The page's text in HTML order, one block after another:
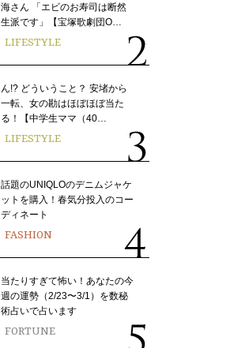
海さん 「エビのお寿司は断然
生派です」【宝塚歌劇団O…
LIFESTYLE
ん!? どういうこと？ 安堵から
一転、女の勘はほぼほぼ当た
る！【中学生ママ（40…
LIFESTYLE
話題のUNIQLOのデニムジャケ
ットを購入！春気分投入のコー
ディネート
FASHION
当たりすぎて怖い！あなたの今
週の運勢（2/23〜3/1）を数秘
術占いで占います
FORTUNE